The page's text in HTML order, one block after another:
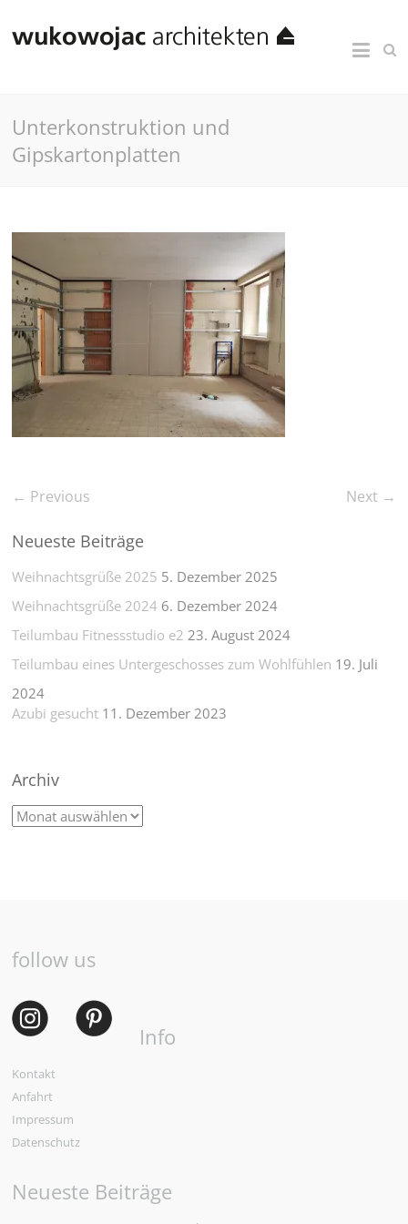
Unterkonstruktion und
Gipskartonplatten
← Previous Next →
Neueste Beiträge
Weihnachtsgrüße 2025 5. Dezember 2025
Weihnachtsgrüße 2024 6. Dezember 2024
Teilumbau Fitnessstudio e2 23. August 2024
Teilumbau eines Untergeschosses zum Wohlfühlen 19. Juli
2024
Azubi gesucht 11. Dezember 2023
Archiv
follow us
Info
Kontakt
Anfahrt
Impressum
Datenschutz
Neueste Beiträge